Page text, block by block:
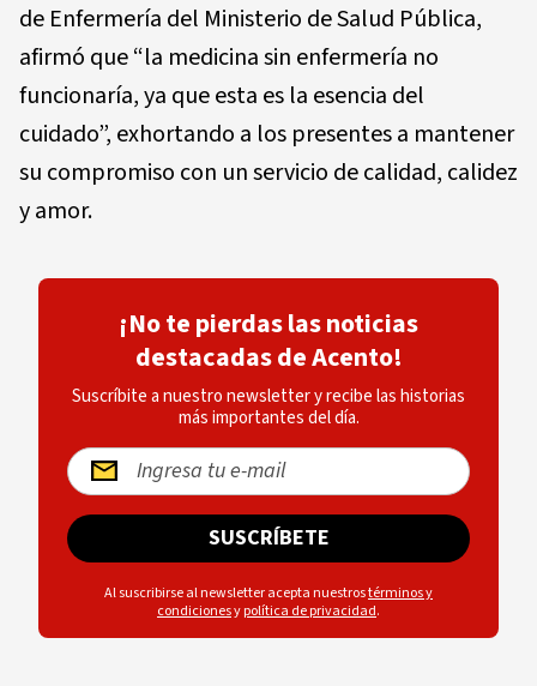
de Enfermería del Ministerio de Salud Pública,
afirmó que “la medicina sin enfermería no
funcionaría, ya que esta es la esencia del
cuidado”, exhortando a los presentes a mantener
su compromiso con un servicio de calidad, calidez
y amor.
¡No te pierdas las noticias
destacadas de Acento!
Suscríbite a nuestro newsletter y recibe las historias
más importantes del día.
SUSCRÍBETE
Al suscribirse al newsletter acepta nuestrostérminos y
condicionesypolítica de privacidad.